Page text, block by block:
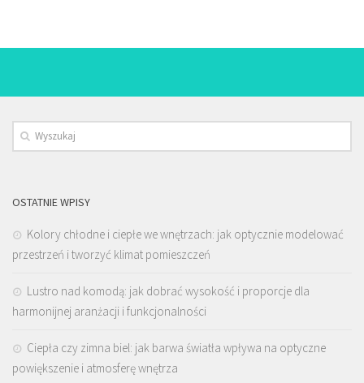
OSTATNIE WPISY
Kolory chłodne i ciepłe we wnętrzach: jak optycznie modelować
przestrzeń i tworzyć klimat pomieszczeń
Lustro nad komodą: jak dobrać wysokość i proporcje dla
harmonijnej aranżacji i funkcjonalności
Ciepła czy zimna biel: jak barwa światła wpływa na optyczne
powiększenie i atmosferę wnętrza